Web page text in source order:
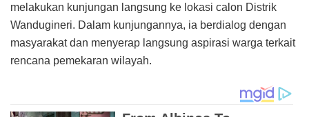
melakukan kunjungan langsung ke lokasi calon Distrik
Wandugineri. Dalam kunjungannya, ia berdialog dengan
masyarakat dan menyerap langsung aspirasi warga terkait
rencana pemekaran wilayah.